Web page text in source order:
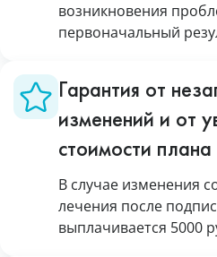
возникновения
первоначальный
Гарантия от
изменений и от
стоимости плана
В случае изменения
лечения после
выплачивается 5000